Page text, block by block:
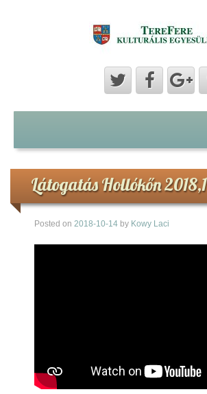
Hozzászólások
Hírek
Képek
Látogatás Hollókőn
Posted on 2018-10-14 by Kowy Laci